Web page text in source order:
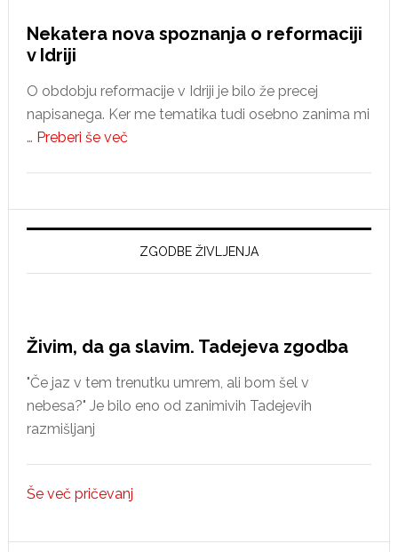
Nekatera nova spoznanja o reformaciji
v Idriji
O obdobju reformacije v Idriji je bilo že precej
napisanega. Ker me tematika tudi osebno zanima mi
… Preberi še večabout
spoznanja
o
reformaciji
v
ZGODBE ŽIVLJENJA
Živim, da ga slavim. Tadejeva zgodba
"Če jaz v tem trenutku umrem, ali bom šel v
nebesa?" Je bilo eno od zanimivih Tadejevih
razmišljanj
Še več pričevanj